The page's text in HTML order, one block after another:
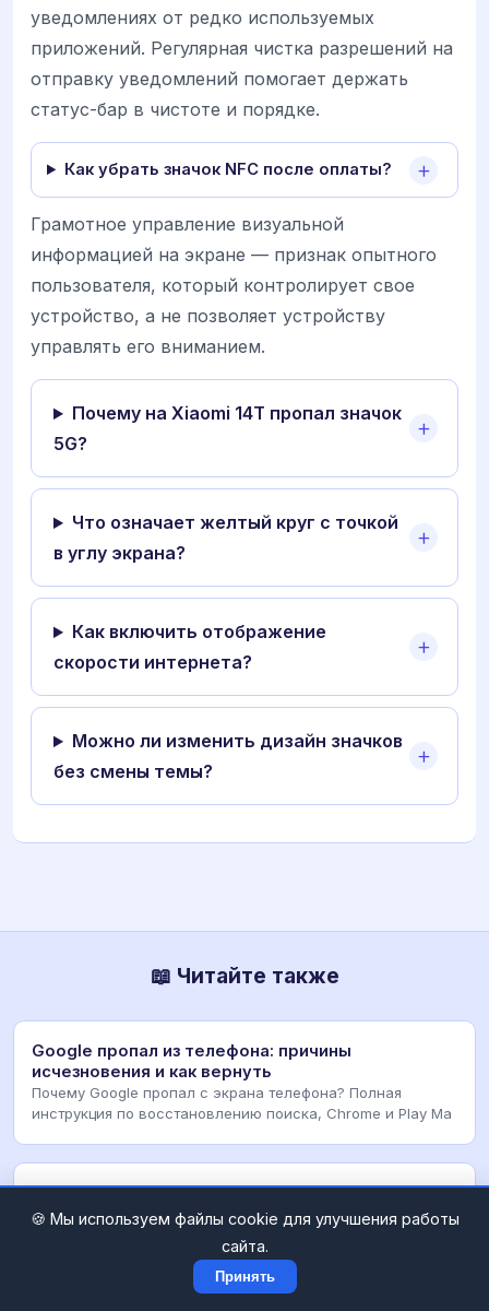
уведомлениях от редко используемых
приложений. Регулярная чистка разрешений на
отправку уведомлений помогает держать
статус-бар в чистоте и порядке.
Как убрать значок NFC после оплаты?
Грамотное управление визуальной
информацией на экране — признак опытного
пользователя, который контролирует свое
устройство, а не позволяет устройству
управлять его вниманием.
Почему на Xiaomi 14T пропал значок
5G?
Что означает желтый круг с точкой
в углу экрана?
Как включить отображение
скорости интернета?
Можно ли изменить дизайн значков
без смены темы?
📖 Читайте также
Google пропал из телефона: причины
исчезновения и как вернуть
Почему Google пропал с экрана телефона? Полная
инструкция по восстановлению поиска, Chrome и Play Ma
Прошивка BIOS ASUS K53SV Rev 3.0: Инструкция
и риски
ASUS K53SV. Риски, способы прошивки через DOS и
🍪 Мы используем файлы cookie для улучшения работы
сайта.
Принять